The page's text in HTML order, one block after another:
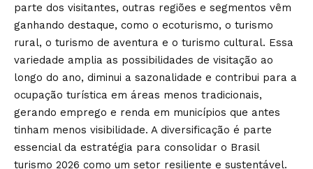
parte dos visitantes, outras regiões e segmentos vêm
ganhando destaque, como o ecoturismo, o turismo
rural, o turismo de aventura e o turismo cultural. Essa
variedade amplia as possibilidades de visitação ao
longo do ano, diminui a sazonalidade e contribui para a
ocupação turística em áreas menos tradicionais,
gerando emprego e renda em municípios que antes
tinham menos visibilidade. A diversificação é parte
essencial da estratégia para consolidar o Brasil
turismo 2026 como um setor resiliente e sustentável.